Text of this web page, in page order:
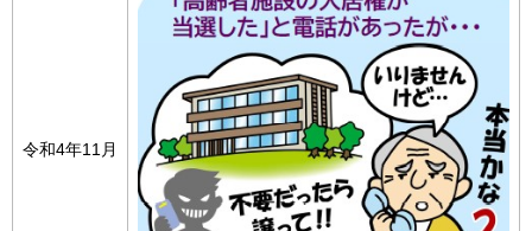
令和4年11月